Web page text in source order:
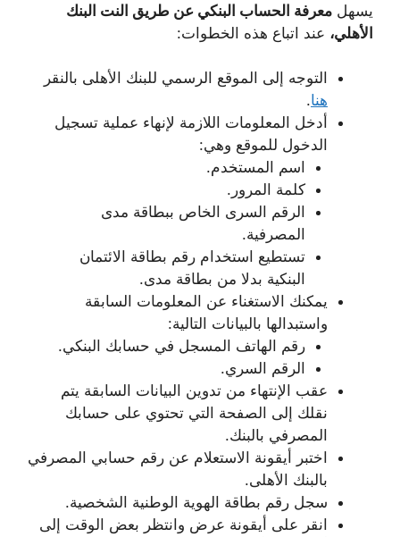
يسهل معرفة الحساب البنكي عن طريق النت البنك
الأهلي، عند اتباع هذه الخطوات:
التوجه إلى الموقع الرسمي للبنك الأهلى بالنقر
هنا.
أدخل المعلومات اللازمة لإنهاء عملية تسجيل
الدخول للموقع وهي:
اسم المستخدم.
كلمة المرور.
الرقم السرى الخاص ببطاقة مدى
المصرفية.
تستطيع استخدام رقم بطاقة الائتمان
البنكية بدلا من بطاقة مدى.
يمكنك الاستغناء عن المعلومات السابقة
واستبدالها بالبيانات التالية:
رقم الهاتف المسجل في حسابك البنكي.
الرقم السري.
عقب الإنتهاء من تدوين البيانات السابقة يتم
نقلك إلى الصفحة التي تحتوي على حسابك
المصرفي بالبنك.
اختبر أيقونة الاستعلام عن رقم حسابي المصرفي
بالبنك الأهلى.
سجل رقم بطاقة الهوية الوطنية الشخصية.
انقر على أيقونة عرض وانتظر بعض الوقت إلى